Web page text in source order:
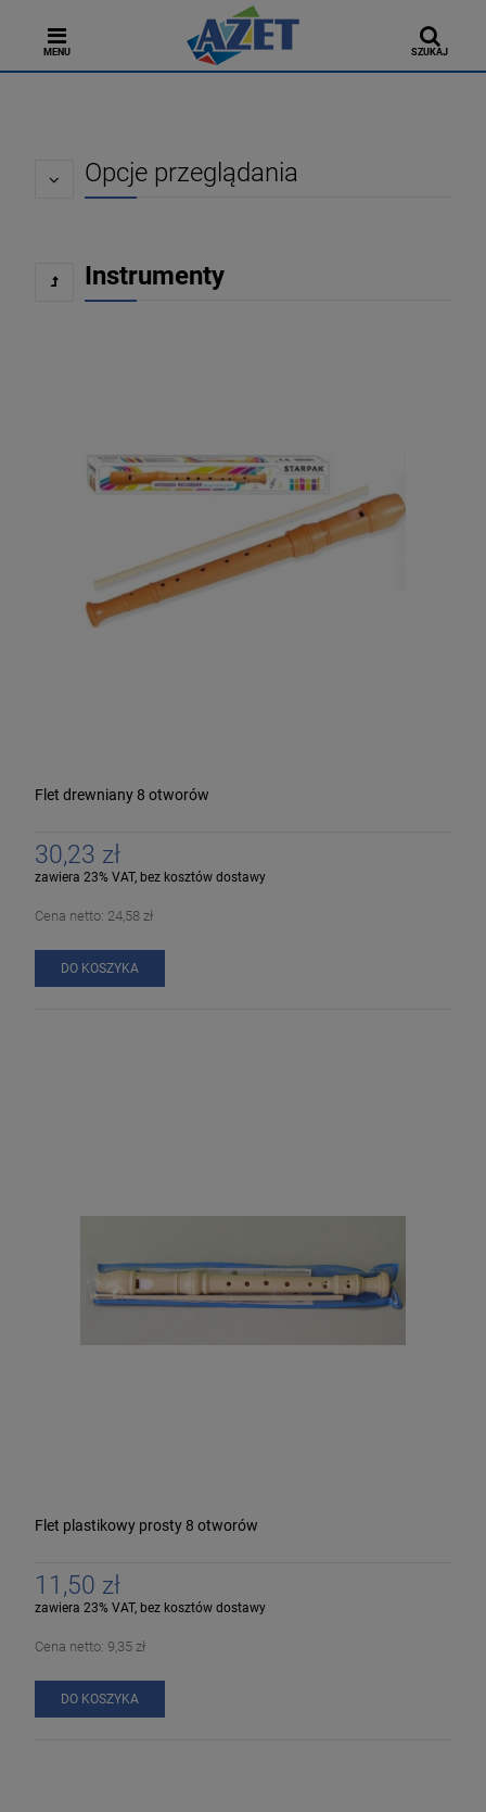
MENU SZUKAJ
Opcje przeglądania
Instrumenty
Flet drewniany 8 otworów
30,23 zł
zawiera 23% VAT, bez kosztów dostawy
Cena netto: 24,58 zł
DO KOSZYKA
Flet plastikowy prosty 8 otworów
11,50 zł
zawiera 23% VAT, bez kosztów dostawy
Cena netto: 9,35 zł
DO KOSZYKA